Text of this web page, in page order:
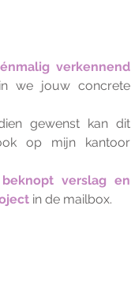
verkennend
we jouw concrete
gewenst kan dit
op mijn kantoor
beknopt verslag en
in de mailbox.